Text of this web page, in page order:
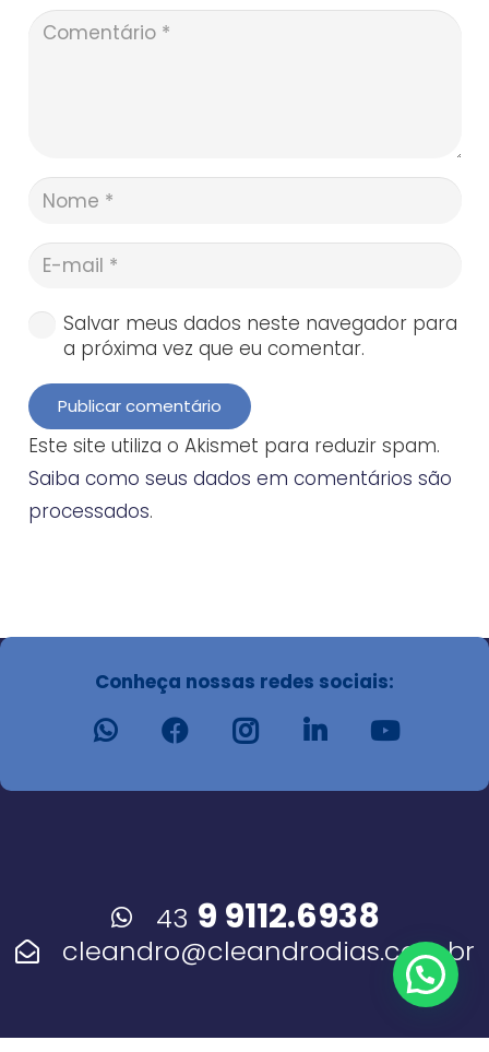
Salvar meus dados neste navegador para
a próxima vez que eu comentar.
Publicar comentário
Este site utiliza o Akismet para reduzir spam.
Saiba como seus dados em comentários são
processados.
Conheça nossas redes sociais:
43 9 9112.6938
cleandro@cleandrodias.com.br